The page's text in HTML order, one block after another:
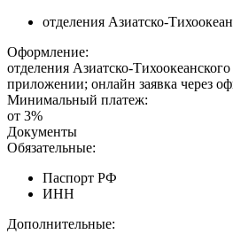
отделения Азиатско-
Оформление:
отделения Азиатско-
приложении; онлайн заявка через
Минимальный платеж:
от 3%
Документы
Обязательные:
Паспорт РФ
ИНН
Дополнительные: